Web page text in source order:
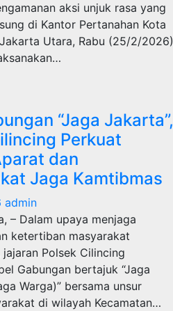
aksi unjuk rasa yang
di Kantor Pertanahan Kota
Utara, Rabu (25/2/2026)
“Jaga Jakarta”,
Perkuat
dan
Jaga Kamtibmas
admin
– Dalam upaya menjaga
ketertiban masyarakat
Polsek Cilincing
Gabungan bertajuk “Jaga
Warga)” bersama unsur
di wilayah Kecamatan…